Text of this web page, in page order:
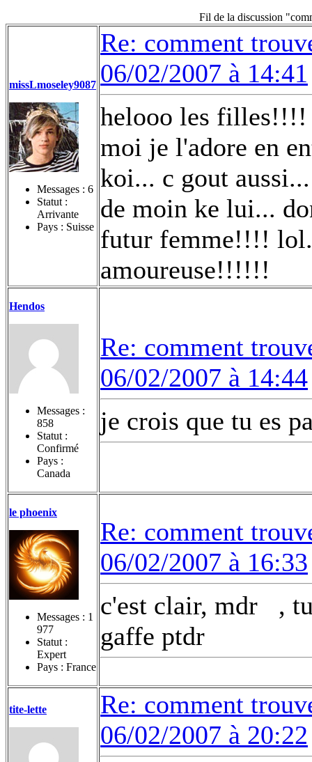
Fil de la discussion
missLmoseley9087
Messages : 6
Statut :
Arrivante
Pays : Suisse
Re: comment
06/02/2007 à 14:41
helooo les filles!!!!
moi je l'adore en
koi... c gout
de moin ke lui...
futur femme!!!!
amoureuse!!!!!!
Hendos
Messages :
858
Statut :
Confirmé
Pays :
Canada
Re: comment
06/02/2007 à 14:44
je crois que tu es
le phoenix
Messages : 1
977
Statut :
Expert
Pays : France
Re: comment
06/02/2007 à 16:33
c'est clair, mdr
,
gaffe ptdr
tite-lette
Re: comment
06/02/2007 à 20:22